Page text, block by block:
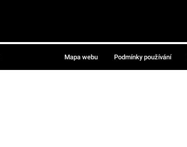
Mapa webu Podmínky používání